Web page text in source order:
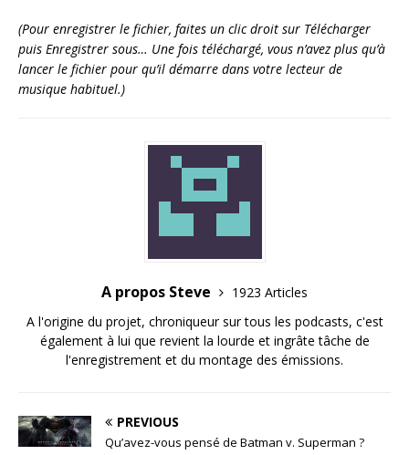
(Pour enregistrer le fichier, faites un clic droit sur Télécharger
puis Enregistrer sous… Une fois téléchargé, vous n’avez plus qu’à
lancer le fichier pour qu’il démarre dans votre lecteur de
musique habituel.)
A propos Steve
1923 Articles
A l'origine du projet, chroniqueur sur tous les podcasts, c'est
également à lui que revient la lourde et ingrâte tâche de
l'enregistrement et du montage des émissions.
PREVIOUS
Qu’avez-vous pensé de Batman v. Superman ?